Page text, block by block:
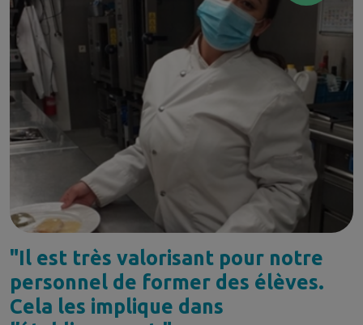
"Il est très valorisant pour notre
personnel de former des élèves.
Cela les implique dans